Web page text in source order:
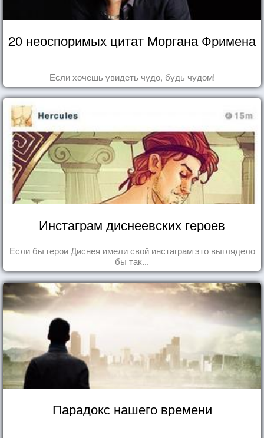
20 неоспоримых цитат Моргана Фримена
Если хочешь увидеть чудо, будь чудом!
Инстаграм диснеевских героев
Если бы герои Диснея имели свой инстаграм это выглядело
бы так...
Парадокс нашего времени